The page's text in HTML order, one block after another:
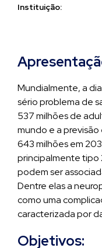
Instituição:
Mundialmente, a
sério problema de
537 milhões de
mundo e a
643 milhões em
principalmente tipo
podem ser
Dentre elas a
como uma
caracterizada por
Objetivos: